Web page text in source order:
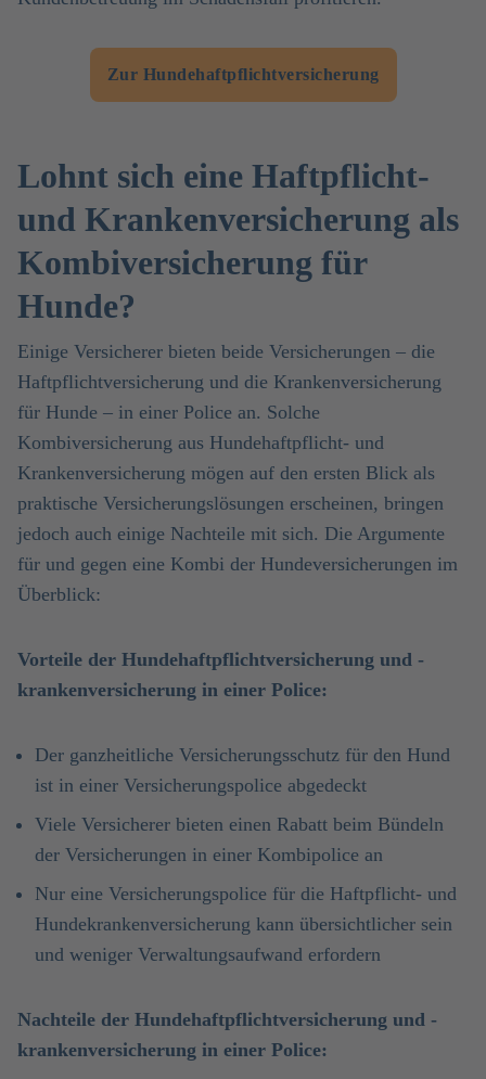
Zur Hundehaftpflichtversicherung
Lohnt sich eine Haftpflicht-
und Krankenversicherung als
Kombiversicherung für
Hunde?
Einige Versicherer bieten beide Versicherungen – die
Haftpflichtversicherung und die Krankenversicherung
für Hunde – in einer Police an. Solche
Kombiversicherung aus Hundehaftpflicht- und
Krankenversicherung mögen auf den ersten Blick als
praktische Versicherungslösungen erscheinen, bringen
jedoch auch einige Nachteile mit sich. Die Argumente
für und gegen eine Kombi der Hundeversicherungen im
Überblick:
Vorteile der Hundehaftpflichtversicherung und -
krankenversicherung in einer Police:
Der ganzheitliche Versicherungsschutz für den Hund
ist in einer Versicherungspolice abgedeckt
Viele Versicherer bieten einen Rabatt beim Bündeln
der Versicherungen in einer Kombipolice an
Nur eine Versicherungspolice für die Haftpflicht- und
Hundekrankenversicherung kann übersichtlicher sein
und weniger Verwaltungsaufwand erfordern
Nachteile der Hundehaftpflichtversicherung und -
krankenversicherung in einer Police: